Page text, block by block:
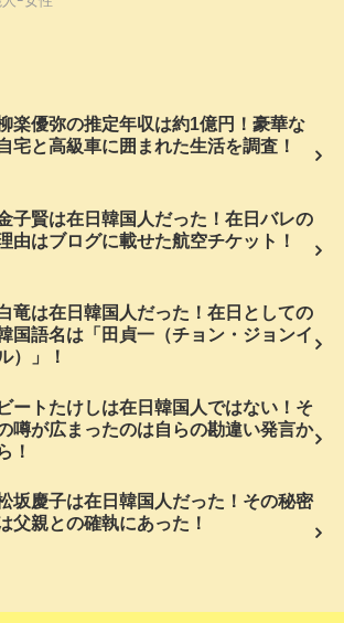
楽優弥の推定年収は約1億円！豪華な
宅と高級車に囲まれた生活を調査！
子賢は在日韓国人だった！在日バレの
由はブログに載せた航空チケット！
竜は在日韓国人だった！在日としての
国語名は「田貞一（チョン・ジョンイ
）」！
ビートたけしは在日韓国人ではない！そ
噂が広まったのは自らの勘違い発言か
！
坂慶子は在日韓国人だった！その秘密
父親との確執にあった！